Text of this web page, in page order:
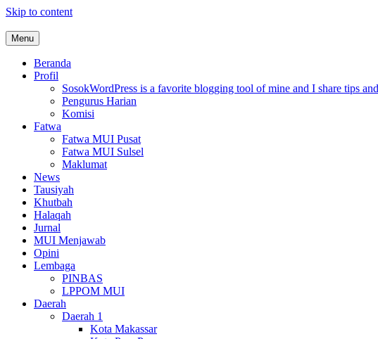
Skip to content
MUI Sulawesi Selatan
Khadimul Ummah wa Shadiqul Hukuuma
Menu
Beranda
Profil
SosokWordPress is a favorite blogging tool of mine and I share tips
Pengurus Harian
Komisi
Fatwa
Fatwa MUI Pusat
Fatwa MUI Sulsel
Maklumat
News
Tausiyah
Khutbah
Halaqah
Jurnal
MUI Menjawab
Opini
Lembaga
PINBAS
LPPOM MUI
Daerah
Daerah 1
Kota Makassar